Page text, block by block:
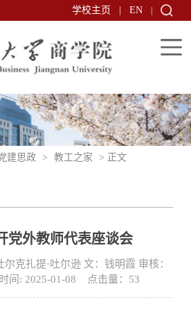
学校主页 EN
建思政 > 教工之家 > 正文
党外教师代表座谈会
克扎提·吐尔逊 文：钱明霞 审核：
: 2025-01-08 点击量： 53